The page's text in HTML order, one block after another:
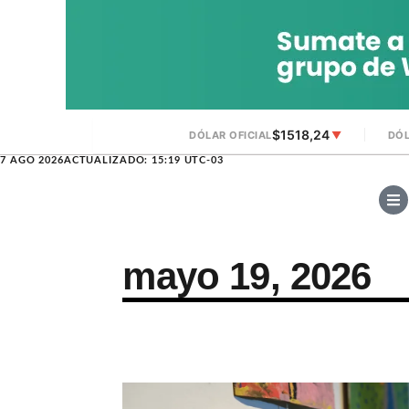
DÓLAR OFICIAL$1518,24▼
7 AGO 2026ACTUALIZADO: 15:19 UTC-03
mayo 19, 2026